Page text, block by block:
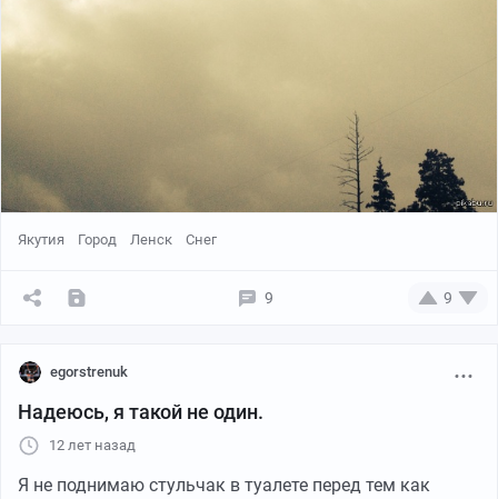
Якутия Город Ленск Снег
9 9
egorstrenuk
Надеюсь, я такой не один.
12 лет назад
Я не поднимаю стульчак в туалете перед тем как